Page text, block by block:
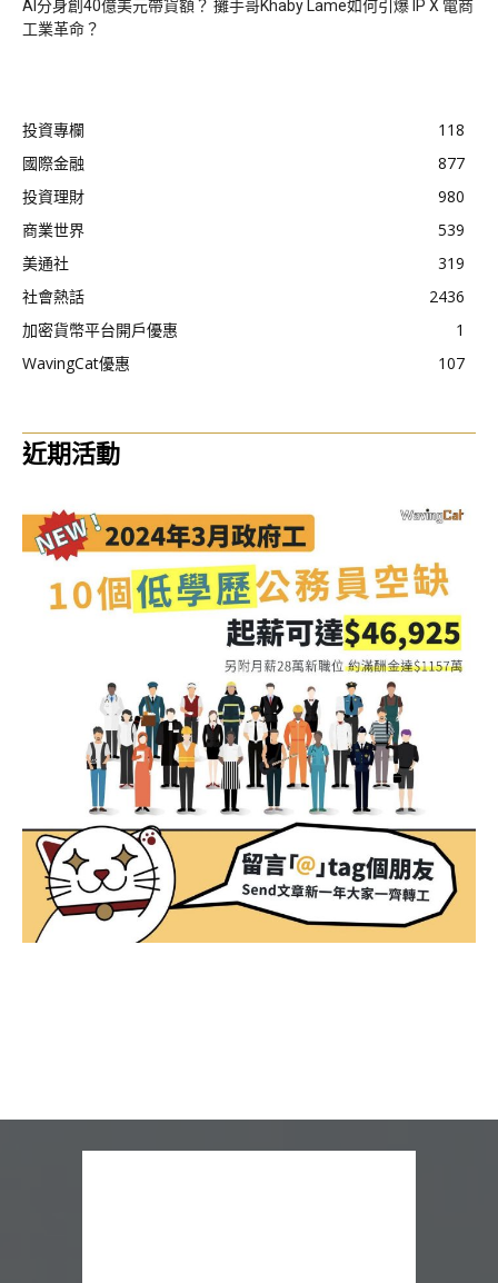
AI分身創40億美元帶貨額？ 攤手哥Khaby Lame如何引爆 IP X 電商
工業革命？
投資專欄
118
國際金融
877
投資理財
980
商業世界
539
美通社
319
社會熱話
2436
加密貨幣平台開戶優惠
1
WavingCat優惠
107
近期活動